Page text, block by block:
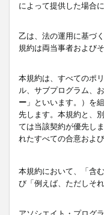
によって提供した場合
乙は、法の運用に基づ
規約は両当事者および
本規約は、すべてのポ
ル、サブプログラム、
ー 」といいます。）を
先します。本規約と、
ては当該契約が優先し
れたすべての合意およ
本規約において、「含
び「例えば、ただしそ